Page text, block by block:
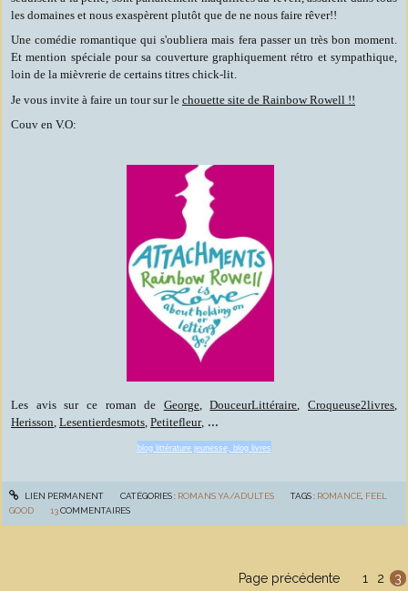
les domaines et nous exaspèrent plutôt que de ne nous faire rêver!!
Une comédie romantique qui s'oubliera mais fera passer un très bon moment.
Et mention spéciale pour sa couverture graphiquement rétro et sympathique,
loin de la mièvrerie de certains titres chick-lit.
Je vous invite à faire un tour sur le chouette site de Rainbow Rowell !!
Couv en V.O:
Les avis sur ce roman de George,DouceurLittéraire, Croqueuse2livres,
Herisson, Lesentierdesmots, Petitefleur, ...
blog littérature jeunesse, blog livres
LIEN PERMANENT CATÉGORIES : ROMANS YA/ADULTES TAGS : ROMANCE FEEL
GOOD
13 COMMENTAIRES
Page précédente 1 2 3